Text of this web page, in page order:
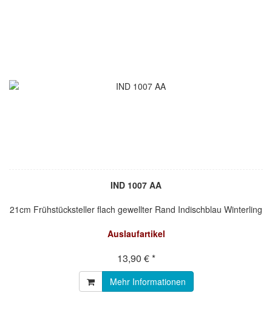
IND 1007 AA
21cm Frühstücksteller flach gewellter Rand Indischblau Winterling
Auslaufartikel
13,90 € *
Mehr Informationen